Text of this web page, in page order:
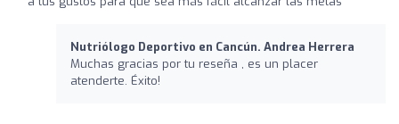
Nutriólogo Deportivo en Cancún. Andrea Herrera
Muchas gracias por tu reseña , es un placer
atenderte. Éxito!